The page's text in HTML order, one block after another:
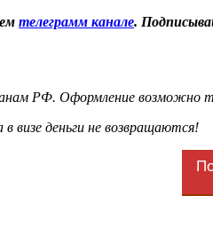
телеграмм канале.
РФ. Оформление возможно
визе деньги не возвращаются!